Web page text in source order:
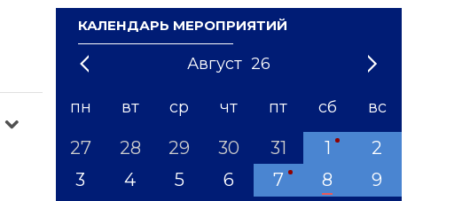
КАЛЕНДАРЬ МЕРОПРИЯТИЙ
Август 26
1 3 5 8 10 12
'21 '23 '24 '25 '26 '27 '28 '29 '31
пн вт ср чт пт сб вс
27 28 29 30 31 1
2
3
4 5 6 7 8
9